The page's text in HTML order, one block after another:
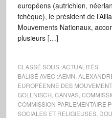
européens (autrichien,
tchèque), le président de
Mouvements Nationaux,
plusieurs […]
CLASSÉ SOUS :ACTUALITÉS
BALISÉ AVEC :AEMN
EUROPÉENNE DES
GOLLNISCH CANVAS,
COMMISSION PARLEMENTAIRE
SOCIALES ET RELIGIEUSES,